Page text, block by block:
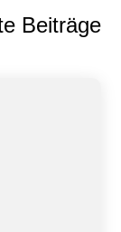
Beiträge